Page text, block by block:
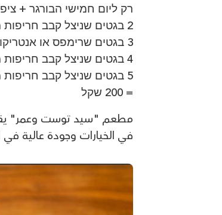
רק ליום חמישי הבורגר + ציפס +
2 בגטים שניצל קבב חריפות מעורב חזה עוף מוקפץ טוסט + 2 פחיות שתיה + ציפס = 100 שקל
3 בגטים שרימפס או אנטריקוט + קולה גדול + ציפס = 150 שקל
4 בגטים שניצל קבב חריפות מעורב מוקפץ חזהעוף טוסט + קולה + ציפס = 150 שקל
5 בגטים שניצל קבב
= 200 שקל
مطعم "سيد توست وعمر" يقدم
في الخيارات وجودة عالية في